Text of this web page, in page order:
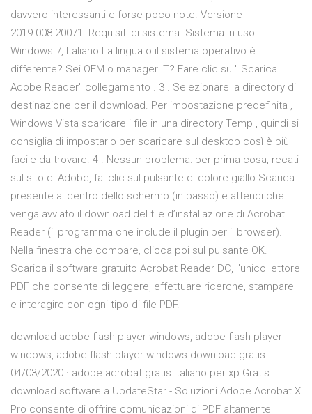
davvero interessanti e forse poco note. Versione
2019.008.20071. Requisiti di sistema. Sistema in uso:
Windows 7, Italiano La lingua o il sistema operativo è
differente? Sei OEM o manager IT? Fare clic su " Scarica
Adobe Reader" collegamento . 3 . Selezionare la directory di
destinazione per il download. Per impostazione predefinita ,
Windows Vista scaricare i file in una directory Temp , quindi si
consiglia di impostarlo per scaricare sul desktop così è più
facile da trovare. 4 . Nessun problema: per prima cosa, recati
sul sito di Adobe, fai clic sul pulsante di colore giallo Scarica
presente al centro dello schermo (in basso) e attendi che
venga avviato il download del file d’installazione di Acrobat
Reader (il programma che include il plugin per il browser).
Nella finestra che compare, clicca poi sul pulsante OK.
Scarica il software gratuito Acrobat Reader DC, l'unico lettore
PDF che consente di leggere, effettuare ricerche, stampare
e interagire con ogni tipo di file PDF.
download adobe flash player windows, adobe flash player
windows, adobe flash player windows download gratis
04/03/2020 · adobe acrobat gratis italiano per xp Gratis
download software a UpdateStar - Soluzioni Adobe Acrobat X
Pro consente di offrire comunicazioni di PDF altamente